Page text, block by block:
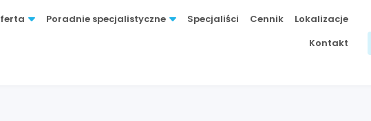
Poradnie specjalistyczne Specjaliści Cennik
Lokalizacje
Kontakt